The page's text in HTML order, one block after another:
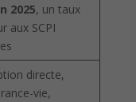
2025, un taux
aux SCPI
directe,
vie,